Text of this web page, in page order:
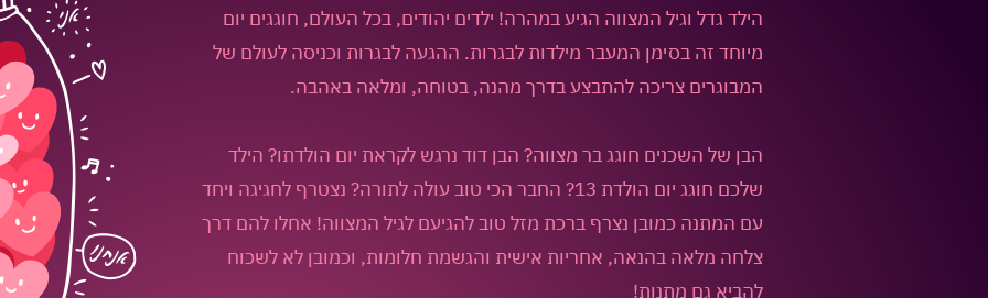
הילד גדל וגיל המצווה הגיע במהרה! ילדים יהודים, בכל העולם, חוגגים יום
מיוחד זה בסימן המעבר מילדות לבגרות. ההגעה לבגרות וכניסה לעולם של
המבוגרים צריכה להתבצע בדרך מהנה, בטוחה, ומלאה באהבה.
הבן של השכנים חוגג בר מצווה? הבן דוד נרגש לקראת יום הולדתו? הילד
שלכם חוגג יום הולדת 13? החבר הכי טוב עולה לתורה? נצטרף לחגיגה ויחד
עם המתנה כמובן נצרף ברכת מזל טוב להגיעם לגיל המצווה! אחלו להם דרך
צלחה מלאה בהנאה, אחריות אישית והגשמת חלומות, וכמובן לא לשכוח
להביא גם מתנות!